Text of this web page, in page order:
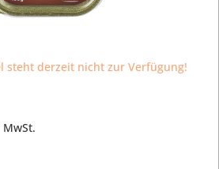
steht derzeit nicht zur Verfügung!